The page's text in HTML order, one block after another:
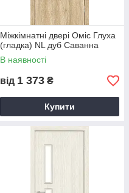
Міжкімнатні двері Оміс Глуха
(гладка) NL дуб Саванна
В наявності
від 1 373 ₴
Купити